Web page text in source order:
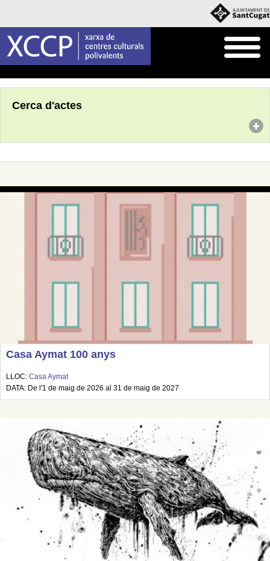
Cerca d'actes
Casa Aymat 100 anys
LLOC: Casa Aymat
DATA: De l'1 de maig de 2026 al 31 de maig de 2027